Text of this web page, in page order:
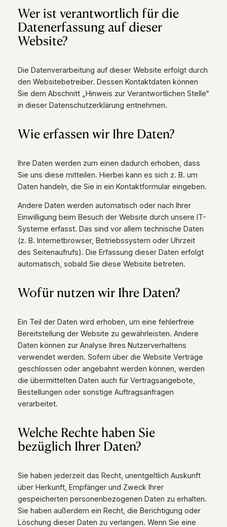
Wer ist verantwortlich für die
Datenerfassung auf dieser
Website?
Die Datenverarbeitung auf dieser Website erfolgt durch
den Websitebetreiber. Dessen Kontaktdaten können
Sie dem Abschnitt „Hinweis zur Verantwortlichen Stelle“
in dieser Datenschutzerklärung entnehmen.
Wie erfassen wir Ihre Daten?
Ihre Daten werden zum einen dadurch erhoben, dass
Sie uns diese mitteilen. Hierbei kann es sich z. B. um
Daten handeln, die Sie in ein Kontaktformular eingeben.
Andere Daten werden automatisch oder nach Ihrer
Einwilligung beim Besuch der Website durch unsere IT-
Systeme erfasst. Das sind vor allem technische Daten
(z. B. Internetbrowser, Betriebssystem oder Uhrzeit
des Seitenaufrufs). Die Erfassung dieser Daten erfolgt
automatisch, sobald Sie diese Website betreten.
Wofür nutzen wir Ihre Daten?
Ein Teil der Daten wird erhoben, um eine fehlerfreie
Bereitstellung der Website zu gewährleisten. Andere
Daten können zur Analyse Ihres Nutzerverhaltens
verwendet werden. Sofern über die Website Verträge
geschlossen oder angebahnt werden können, werden
die übermittelten Daten auch für Vertragsangebote,
Bestellungen oder sonstige Auftragsanfragen
verarbeitet.
Welche Rechte haben Sie
bezüglich Ihrer Daten?
Sie haben jederzeit das Recht, unentgeltlich Auskunft
über Herkunft, Empfänger und Zweck Ihrer
gespeicherten personenbezogenen Daten zu erhalten.
Sie haben außerdem ein Recht, die Berichtigung oder
Löschung dieser Daten zu verlangen. Wenn Sie eine